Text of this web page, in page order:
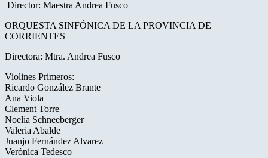
Director: Maestra Andrea Fusco
ORQUESTA SINFÓNICA DE LA PROVINCIA DE
CORRIENTES
Directora: Mtra. Andrea Fusco
Violines Primeros:
Ricardo González Brante
Ana Viola
Clement Torre
Noelia Schneeberger
Valeria Abalde
Juanjo Fernández Alvarez
Verónica Tedesco